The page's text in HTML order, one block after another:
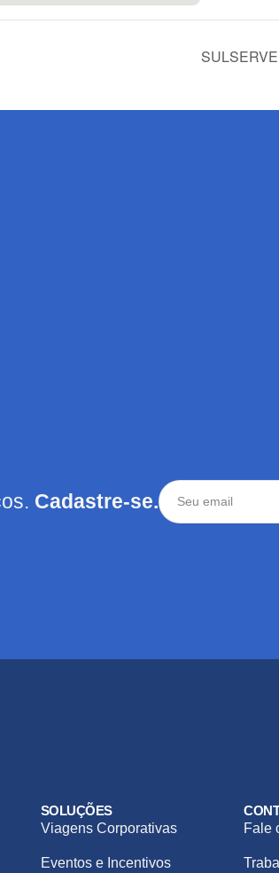
Cadastre-se.
SOLUÇÕES
Viagens Corporativas
Eventos e Incentivos
Fale